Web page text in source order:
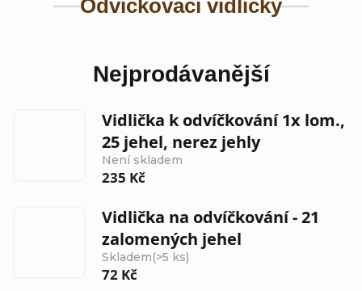
Odvíčkovací vidličky
Nejprodávanější
Vidlička k odvíčkování 1x lom.,
25 jehel, nerez jehly
Není skladem
235 Kč
Vidlička na odvíčkování - 21
zalomených jehel
Skladem(>5 ks)
72 Kč